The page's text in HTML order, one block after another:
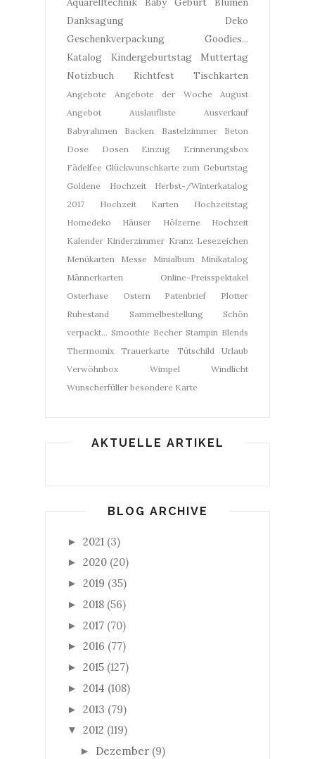
Danksagung
Deko
Geschenkverpackung
Goodies...
Katalog
Kindergeburtstag
Muttertag
Notizbuch
Richtfest Tischkarten
Angebote Angebote der Woche
August
Angebot
Auslaufliste
Ausverkauf
Babyrahmen
Backen Bastelzimmer
Beton
Dose
Dosen Einzug
Erinnerungsbox
Fädelfee Glückwunschkarte zum Geburtstag
Goldene Hochzeit
Herbst-/Winterkatalog
2017
Hochzeit Karten
Hochzeitstag
Homedeko
Häuser
Hölzerne Hochzeit
Kalender Kinderzimmer Kranz Lesezeichen
Menükarten
Messe Minialbum
Minikatalog
Männerkarten
Online-Preisspektakel
Osterhase
Ostern Patenbrief
Plotter
Ruhestand
Sammelbestellung
Schön
verpackt... Smoothie Becher Stampin Blends
Thermomix
Trauerkarte Tütschild
Urlaub
Verwöhnbox
Wimpel
Windlicht
Wunscherfüller besondere Karte
AKTUELLE ARTIKEL
BLOG ARCHIVE
► 2021 (3)
► 2020 (20)
► 2019 (35)
► 2018 (56)
► 2017 (70)
► 2016 (77)
► 2015 (127)
► 2014 (108)
► 2013 (79)
▼ 2012 (119)
► Dezember (9)